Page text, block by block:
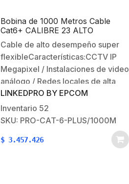
Bobina de 1000 Metros Cable
Cat6+ CALIBRE 23 ALTO
DESEMPEÑO, ETL,UL, con
garantía de por vida, color azul,
super flexible, de 1000 metros,
para aplicaciones de CCTV, video
HD, y redes de datos.
Cable de alto desempeño super
flexibleCaracterísticas:CCTV IP
Megapixel / Instalaciones de video
análogo / Redes locales de alta
velocidadRedes inalámbricasPara
aplicaciones de alta velocidad de
datos, Fast Ethernet y Gigabit
Ethernet.Instalaciones Gigabit de
voz/datos.Características Físicas y
LINKEDPRO BY EPCOM
Inventario 52
SKU: PRO-CAT-6-PLUS/1000M
$ 3.457.426